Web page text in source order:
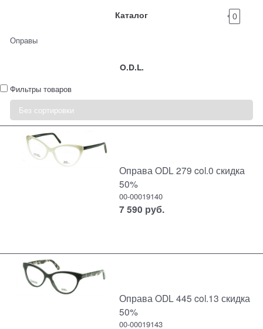
Каталог 0
Оправы
O.D.L.
Фильтры товаров
Оправа ODL 279 col.0 скидка
50%
00-00019140
7 590 руб.
Оправа ODL 445 col.13 скидка
50%
00-00019143